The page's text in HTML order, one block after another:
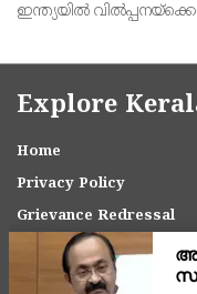
ഇന്ത്യയിൽ
ഉൾപ്പെടെ 32,999
Explore
Home
Privacy Policy
Grievance Redressal